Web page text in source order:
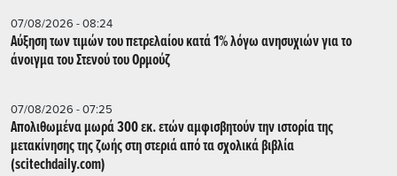
07/08/2026 - 08:24
Αύξηση των τιμών του πετρελαίου κατά 1% λόγω ανησυχιών για το
άνοιγμα του Στενού του Ορμούζ
07/08/2026 - 07:25
Απολιθωμένα μωρά 300 εκ. ετών αμφισβητούν την ιστορία της
μετακίνησης της ζωής στη στεριά από τα σχολικά βιβλία
(scitechdaily.com)